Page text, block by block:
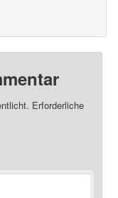
Erforderliche